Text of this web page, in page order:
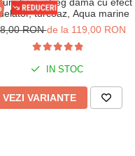
turcoaz, Aqua marine
RONde la 119,00 RON
IN STOC
VEZI VARIANTE